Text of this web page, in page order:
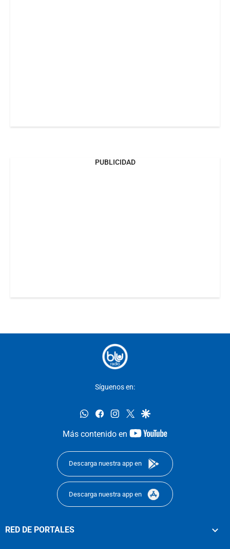
PUBLICIDAD
Síguenos en:
whatsappfacebookinstagram
twittergoogle
Más contenido en
youtube-
Descarga nuestra app en
Descarga nuestra app en
RED DE PORTALES